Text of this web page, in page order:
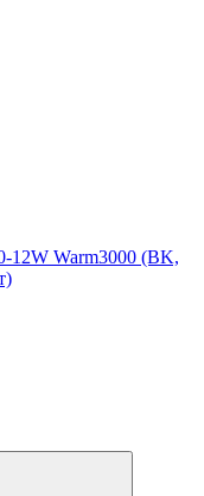
12W Warm3000 (BK,